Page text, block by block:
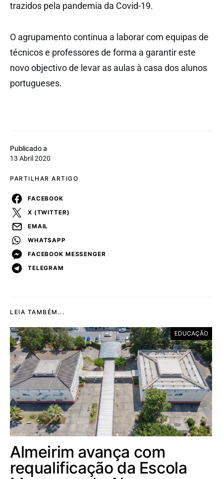
Publicado a
13 Abril 2020
PARTILHAR ARTIGO
FACEBOOK
X (TWITTER)
EMAIL
WHATSAPP
FACEBOOK MESSENGER
TELEGRAM
trazidos pela pandemia da Covid-19.
O agrupamento continua a laborar com equipas de
técnicos e professores de forma a garantir este
novo objectivo de levar as aulas à casa dos alunos
portugueses.
LEIA TAMBÉM...
EDUCAÇÃO
Almeirim avança com
requalificação da Escola